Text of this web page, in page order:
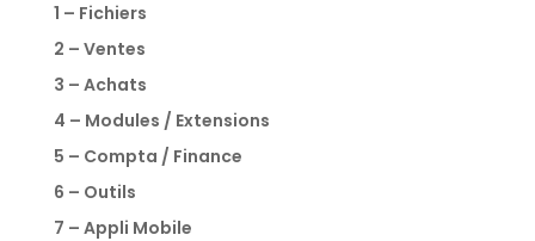
1 – Fichiers
2 – Ventes
3 – Achats
4 – Modules / Extensions
5 – Compta / Finance
6 – Outils
7 – Appli Mobile